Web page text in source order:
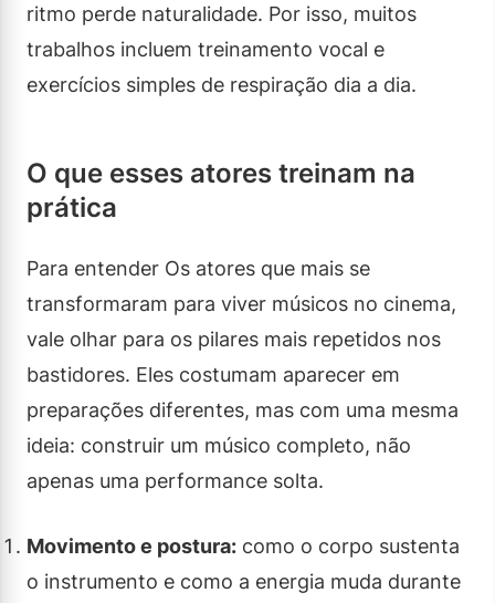
ritmo perde naturalidade. Por isso, muitos
trabalhos incluem treinamento vocal e
exercícios simples de respiração dia a dia.
O que esses atores treinam na
prática
Para entender Os atores que mais se
transformaram para viver músicos no cinema,
vale olhar para os pilares mais repetidos nos
bastidores. Eles costumam aparecer em
preparações diferentes, mas com uma mesma
ideia: construir um músico completo, não
apenas uma performance solta.
Movimento e postura: como o corpo sustenta
o instrumento e como a energia muda durante